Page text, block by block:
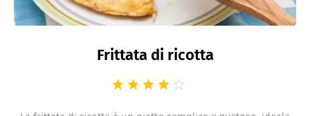
Frittata di ricotta